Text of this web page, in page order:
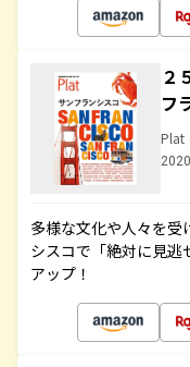
２
フ
Plat
多様な文化や人々を受
シスコで「絶対に見逃
アップ！